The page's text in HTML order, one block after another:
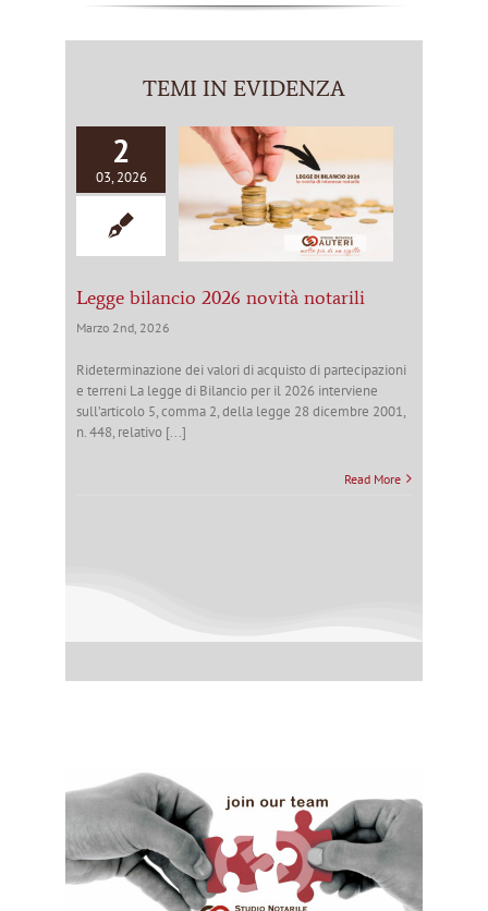
TEMI IN EVIDENZA
2
03, 2026
Legge bilancio 2026 novità notarili
Marzo 2nd, 2026
Rideterminazione dei valori di acquisto di partecipazioni
e terreni La legge di Bilancio per il 2026 interviene
sull’articolo 5, comma 2, della legge 28 dicembre 2001,
n. 448, relativo [...]
Read More